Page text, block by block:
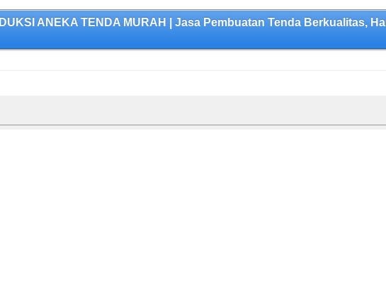
ANEKA TENDA MURAH | Jasa Pembuatan Tenda Berkualitas,